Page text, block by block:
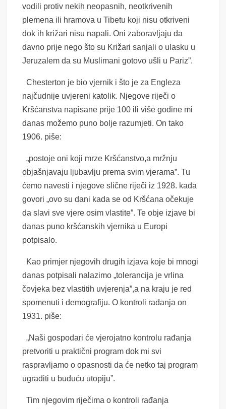
vodili protiv nekih neopasnih, neotkrivenih
plemena ili hramova u Tibetu koji nisu otkriveni
dok ih križari nisu napali. Oni zaboravljaju da
davno prije nego što su Križari sanjali o ulasku u
Jeruzalem da su Muslimani gotovo ušli u Pariz”.
Chesterton je bio vjernik i što je za Engleza
najčudnije uvjereni katolik. Njegove riječi o
Kršćanstva napisane prije 100 ili više godine mi
danas možemo puno bolje razumjeti. On tako
1906. piše:
„postoje oni koji mrze Kršćanstvo,a mržnju
objašnjavaju ljubavlju prema svim vjerama”. Tu
ćemo navesti i njegove slične riječi iz 1928. kada
govori „ovo su dani kada se od Kršćana očekuje
da slavi sve vjere osim vlastite”. Te obje izjave bi
danas puno kršćanskih vjernika u Europi
potpisalo.
Kao primjer njegovih drugih izjava koje bi mnogi
danas potpisali nalazimo „tolerancija je vrlina
čovjeka bez vlastitih uvjerenja”,a na kraju je red
spomenuti i demografiju. O kontroli rađanja on
1931. piše:
„Naši gospodari će vjerojatno kontrolu rađanja
pretvoriti u praktični program dok mi svi
raspravljamo o opasnosti da će netko taj program
ugraditi u buduću utopiju”.
Tim njegovim riječima o kontroli rađanja